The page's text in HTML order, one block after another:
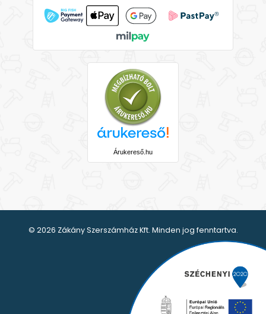
Árukereső.hu
© 2026 Zákány Szerszámház Kft. Minden jog fenntartva.